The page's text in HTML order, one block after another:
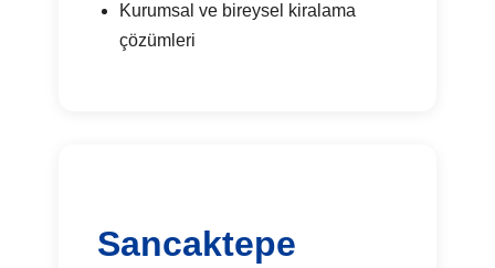
Kurumsal ve bireysel kiralama
çözümleri
Sancaktepe